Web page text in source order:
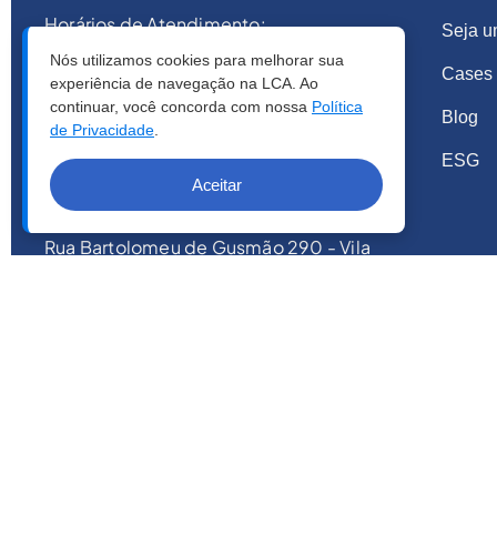
Horários de Atendimento:
De segunda a sexta das 8h30 às 19h
Emergencial das 19h às 8h30
Sábados, domingos e feriados:
atendimento emergencial 24hs
Rua Bartolomeu de Gusmão 290 - Vila
Seja
Cases
Blog
ESG
Nós utilizamos cookies para melhorar sua
experiência de navegação na LCA. Ao
continuar, você concorda com nossa Política
de Privacidade
Aceitar